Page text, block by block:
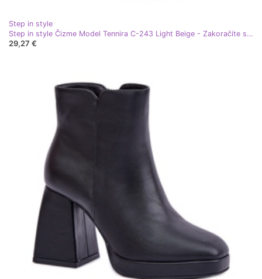
Step in style
Step in style Čizme Model Tennira C-243 Light Beige - Zakoračite sa stilom bež
29,27 €